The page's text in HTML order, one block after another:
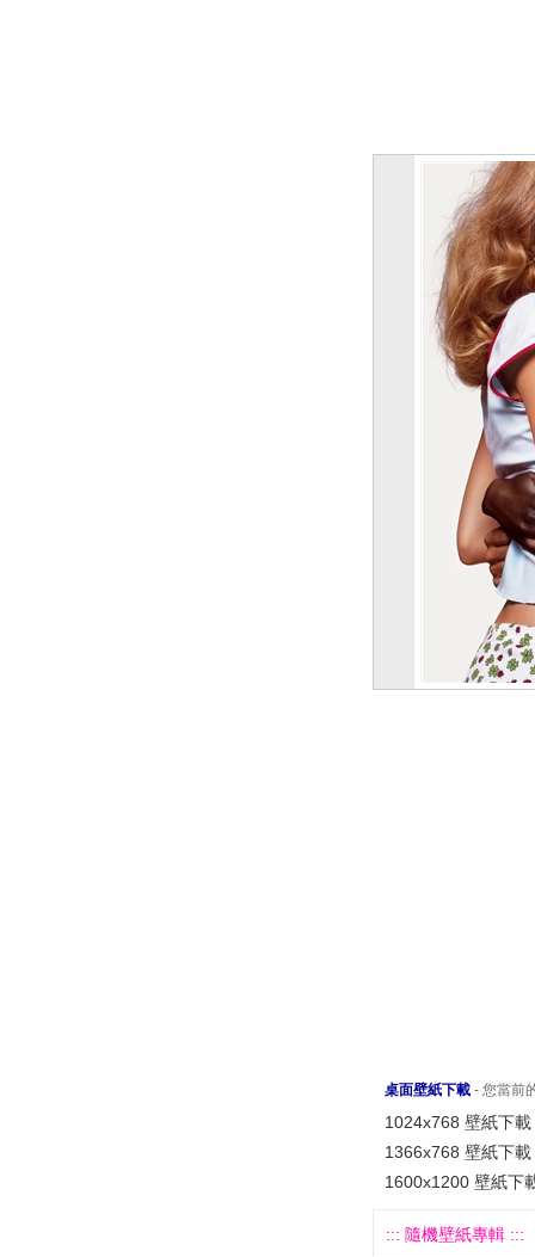
桌面壁紙下載 - 您當前
1024x768 壁紙下載
1366x768 壁紙下載
1600x1200 壁紙下
::: 隨機壁紙專輯 :::